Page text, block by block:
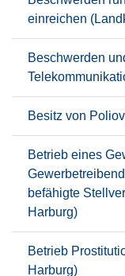
einreichen
Beschwerden
Besitz von
Betrieb eines
befähigte
Harburg)
Betrieb
Harburg)